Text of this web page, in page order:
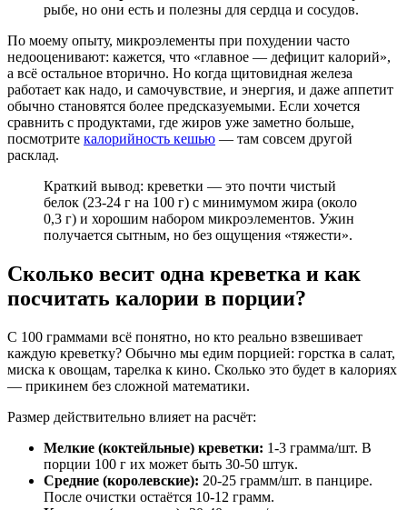
рыбе, но они есть и полезны для сердца и сосудов.
По моему опыту, микроэлементы при похудении часто
недооценивают: кажется, что «главное — дефицит калорий»,
а всё остальное вторично. Но когда щитовидная железа
работает как надо, и самочувствие, и энергия, и даже аппетит
обычно становятся более предсказуемыми. Если хочется
сравнить с продуктами, где жиров уже заметно больше,
посмотрите калорийность кешью — там совсем другой
расклад.
Краткий вывод: креветки — это почти чистый
белок (23-24 г на 100 г) с минимумом жира (около
0,3 г) и хорошим набором микроэлементов. Ужин
получается сытным, но без ощущения «тяжести».
Сколько весит одна креветка и как
посчитать калории в порции?
С 100 граммами всё понятно, но кто реально взвешивает
каждую креветку? Обычно мы едим порцией: горстка в салат,
миска к овощам, тарелка к кино. Сколько это будет в калориях
— прикинем без сложной математики.
Размер действительно влияет на расчёт:
Мелкие (коктейльные) креветки: 1-3 грамма/шт. В
порции 100 г их может быть 30-50 штук.
Средние (королевские): 20-25 грамм/шт. в панцире.
После очистки остаётся 10-12 грамм.